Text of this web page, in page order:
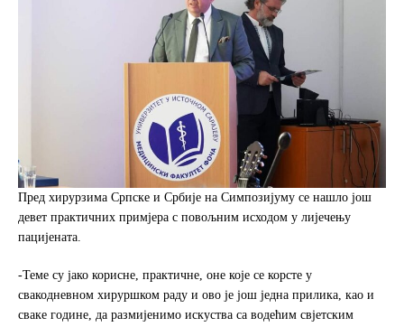
Пред хирурзима Српске и Србије на Симпозијуму се нашло још
девет практичних примјера с повољним исходом у лијечењу
пацијената.
-Теме су јако корисне, практичне, оне које се корсте у
свакодневном хируршком раду и ово је још једна прилика, као и
сваке године, да размијенимо искуства са водећим свјетским